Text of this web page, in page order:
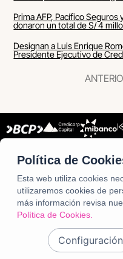
Política de
Esta web utiliza cookies
utilizaremos cookies de
más información revisa
Política de Cookies.
Configuración
Prima AFP, Pacífico Seguros
donaron un total de S/ 4
Designan a Luis Enrique
Presidente Ejecutivo de
Links Útiles
Nosotros
Inversionistas
Sostenibilidad
Únete a Credicorp
Alerta Genética -